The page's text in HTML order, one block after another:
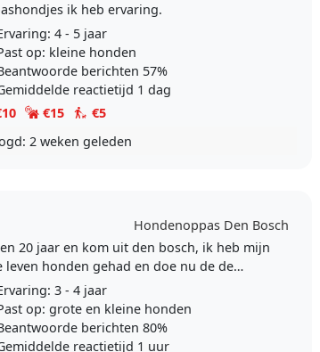
ik heb ervaring.
4 - 5 jaar
op: kleine honden
berichten 57%
reactietijd 1 dag
€15
€5
2 weken geleden
Hondenoppas Den Bosch
20 jaar en kom uit den bosch, ik heb mijn
leven honden gehad en doe nu de de
dierenarts assistent paraveterinair,
3 - 4 jaar
op: grote en kleine honden
berichten 80%
reactietijd 1 uur